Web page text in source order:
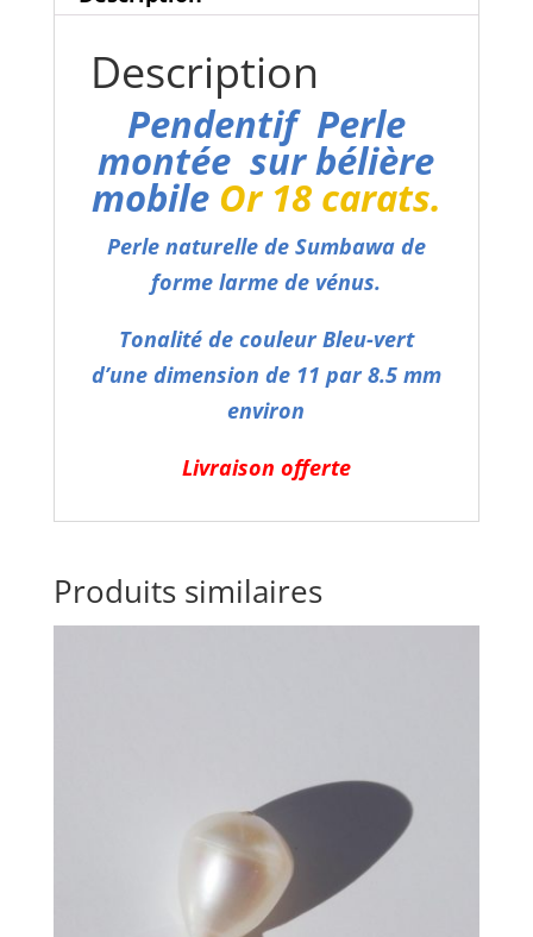
Description
Pendentif Perle
montée sur bélière
mobile Or 18 carats.
Perle naturelle de Sumbawa de
forme larme de vénus.
Tonalité de couleur Bleu-vert
d’une dimension de 11 par 8.5 mm
environ
Livraison offerte
Produits similaires